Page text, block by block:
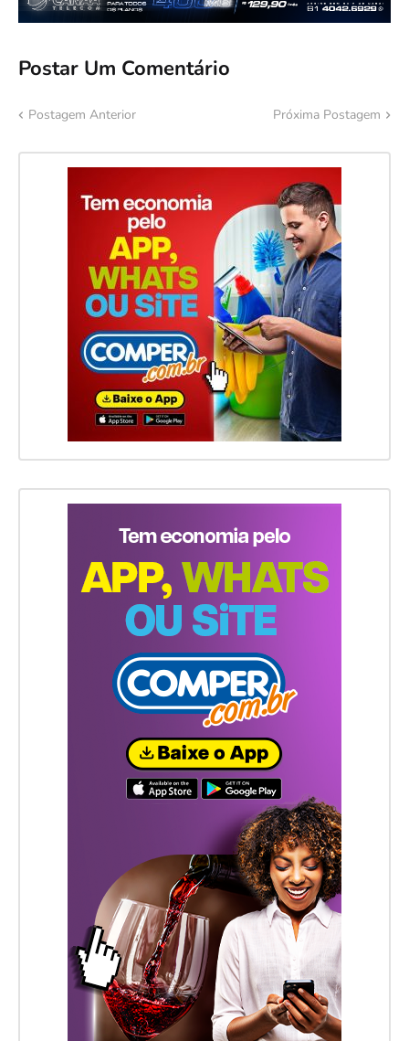
Postar Um Comentário
Postagem Anterior Próxima Postagem